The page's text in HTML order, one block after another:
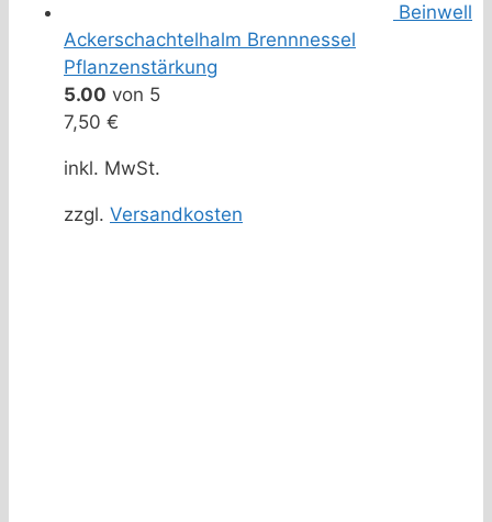
Beinwell
Ackerschachtelhalm Brennnessel
Pflanzenstärkung
5.00 von 5
7,50 €
inkl. MwSt.
zzgl. Versandkosten